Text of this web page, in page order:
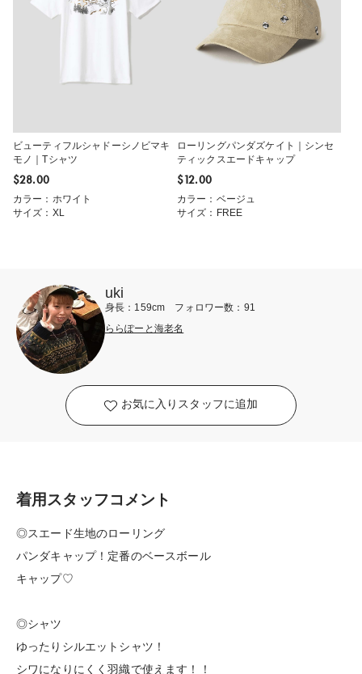
ビューティフルシャドーシノビマキ
モノ｜Tシャツ
$‌28.00
カラー：ホワイト
サイズ：XL
ローリングパンダズケイト｜シンセ
ティックスエードキャップ
$‌12.00
カラー：ベージュ
サイズ：FREE
uki
身長：159cm フォロワー数：91
ららぽーと海老名
お気に入りスタッフに追加
着用スタッフコメント
◎スエード生地のローリング
パンダキャップ！定番のベースボール
キャップ♡
◎シャツ
ゆったりシルエットシャツ！
シワになりにくく羽織で使えます！！